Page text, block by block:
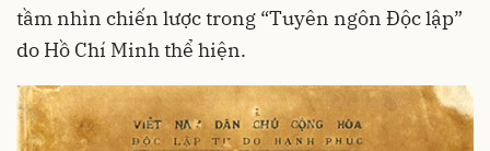
tầm nhìn chiến lược trong “Tuyên ngôn Độc lập”
do Hồ Chí Minh thể hiện.